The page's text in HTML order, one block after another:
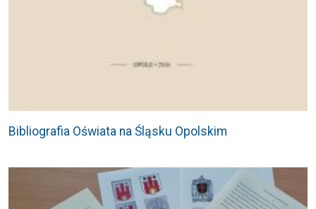
Bibliografia Oświata na Śląsku Opolskim